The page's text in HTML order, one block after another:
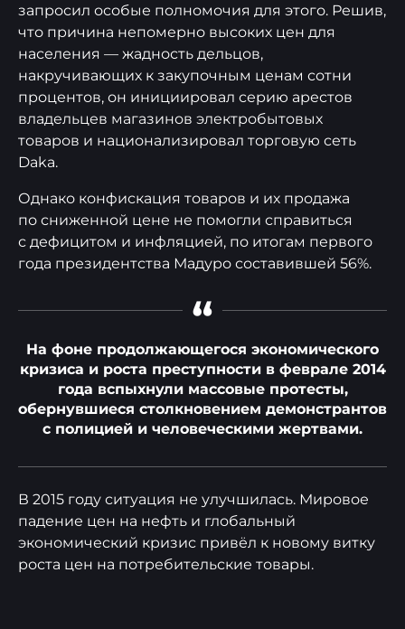
запросил особые полномочия для этого. Решив,
что причина непомерно высоких цен для
населения — жадность дельцов,
накручивающих к закупочным ценам сотни
процентов, он инициировал серию арестов
владельцев магазинов электробытовых
товаров и национализировал торговую сеть
Daka.
Однако конфискация товаров и их продажа
по сниженной цене не помогли справиться
с дефицитом и инфляцией, по итогам первого
года президентства Мадуро составившей 56%.
“
На фоне продолжающегося экономического
кризиса и роста преступности в феврале 2014
года вспыхнули массовые протесты,
обернувшиеся столкновением демонстрантов
с полицией и человеческими жертвами.
В 2015 году ситуация не улучшилась. Мировое
падение цен на нефть и глобальный
экономический кризис привёл к новому витку
роста цен на потребительские товары.